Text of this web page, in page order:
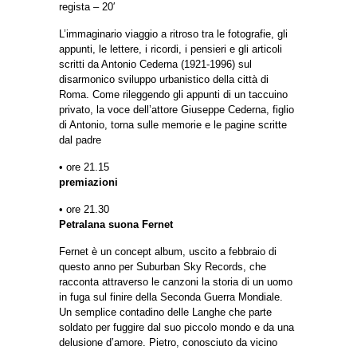
regista – 20′
L’immaginario viaggio a ritroso tra le fotografie, gli
appunti, le lettere, i ricordi, i pensieri e gli articoli
scritti da Antonio Cederna (1921-1996) sul
disarmonico sviluppo urbanistico della città di
Roma. Come rileggendo gli appunti di un taccuino
privato, la voce dell’attore Giuseppe Cederna, figlio
di Antonio, torna sulle memorie e le pagine scritte
dal padre
• ore 21.15
premiazioni
• ore 21.30
Petralana suona Fernet
Fernet è un concept album, uscito a febbraio di
questo anno per Suburban Sky Records, che
racconta attraverso le canzoni la storia di un uomo
in fuga sul finire della Seconda Guerra Mondiale.
Un semplice contadino delle Langhe che parte
soldato per fuggire dal suo piccolo mondo e da una
delusione d’amore. Pietro, conosciuto da vicino